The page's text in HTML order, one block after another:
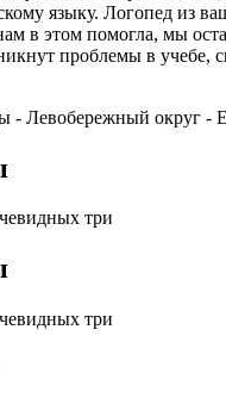
языку. Логопед из
в этом помогла, мы
проблемы в учебе,
- Левобережный округ -
три
три